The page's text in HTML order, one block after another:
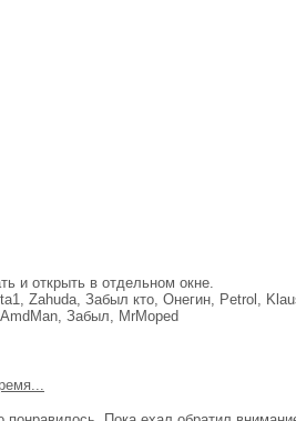
и открыть в отдельном окне.
Zahuda, Забыл кто, Онегин, Petrol,
Забыл, MrMoped